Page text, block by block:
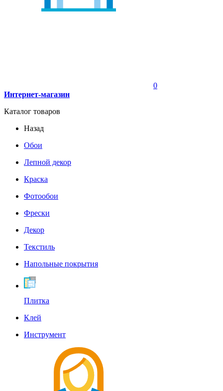
0
Интернет-магазин
Каталог товаров
Назад
Обои
Лепной декор
Краска
Фотообои
Фрески
Декор
Текстиль
Напольные покрытия
Плитка
Клей
Инструмент